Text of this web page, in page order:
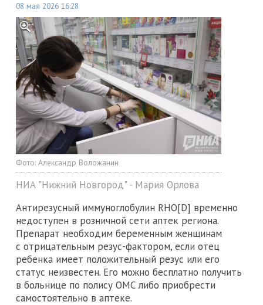
08 мая 2026 16:28
Фото: Александр Воложанин
НИА "Нижний Новгород" - Мария Орлова
Антирезусный иммуноглобулин RHO[D] временно
недоступен в розничной сети аптек региона.
Препарат необходим беременным женщинам
с отрицательным резус-фактором, если отец
ребенка имеет положительный резус или его
статус неизвестен. Его можно бесплатно получить
в больнице по полису ОМС либо приобрести
самостоятельно в аптеке.